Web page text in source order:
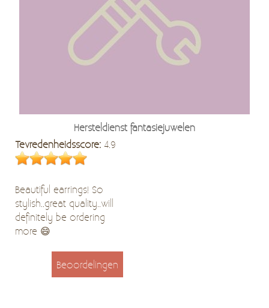
Hersteldienst fantasiejuwelen
Tevredenheidsscore: 4.9
Beautiful earrings! So
stylish..great quality..will
definitely be ordering
more 😄
Beoordelingen